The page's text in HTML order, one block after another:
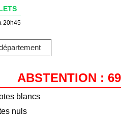
20h45
ABSTENTION :
blancs
nuls